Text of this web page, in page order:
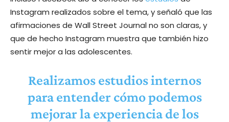
Instagram realizados sobre el tema, y señaló que las
afirmaciones de Wall Street Journal no son claras, y
que de hecho Instagram muestra que también hizo
sentir mejor a las adolescentes.
Realizamos estudios internos
para entender cómo podemos
mejorar la experiencia de los